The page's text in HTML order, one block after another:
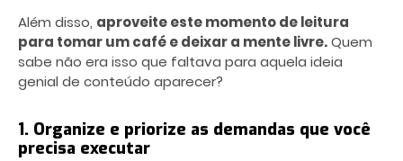
Além disso, aproveite este momento de leitura
para tomar um café e deixar a mente livre.Quem
sabe não era isso que faltava para aquela ideia
genial de conteúdo aparecer?
1. Organize e priorize as demandas que você
precisa executar